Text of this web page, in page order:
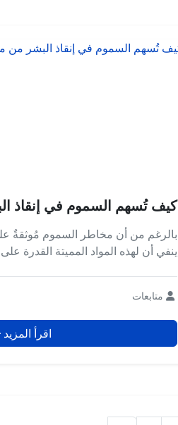
كيف تُسهم السموم في إنقاذ
بالرغم من أن مخاطر السموم مُوثقةٌ
ينفي أن لهذه المواد المميتة القدرة
متابعات
اقرأ المزيد